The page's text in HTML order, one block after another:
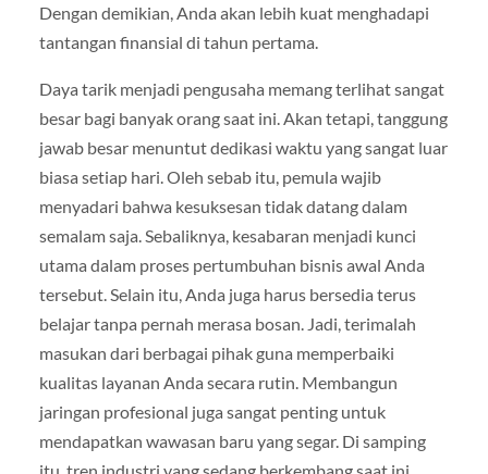
Dengan demikian, Anda akan lebih kuat menghadapi
tantangan finansial di tahun pertama.
Daya tarik menjadi pengusaha memang terlihat sangat
besar bagi banyak orang saat ini. Akan tetapi, tanggung
jawab besar menuntut dedikasi waktu yang sangat luar
biasa setiap hari. Oleh sebab itu, pemula wajib
menyadari bahwa kesuksesan tidak datang dalam
semalam saja. Sebaliknya, kesabaran menjadi kunci
utama dalam proses pertumbuhan bisnis awal Anda
tersebut. Selain itu, Anda juga harus bersedia terus
belajar tanpa pernah merasa bosan. Jadi, terimalah
masukan dari berbagai pihak guna memperbaiki
kualitas layanan Anda secara rutin. Membangun
jaringan profesional juga sangat penting untuk
mendapatkan wawasan baru yang segar. Di samping
itu, tren industri yang sedang berkembang saat ini